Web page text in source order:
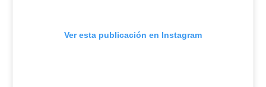
Ver esta publicación en Instagram